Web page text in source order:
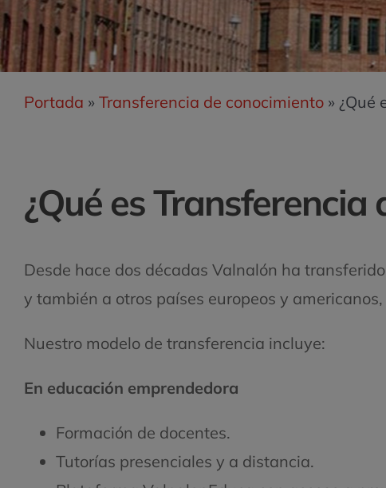
Portada » Transferencia de conocimiento» ¿Qué
¿Qué es Transferencia
Desde hace dos décadas Valnalón ha
y también a otros países europeos y
Nuestro modelo de transferencia incluye:
En educación emprendedora
Formación de docentes.
Tutorías presenciales y a distancia.